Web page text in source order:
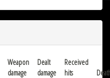
Weapon
damage
Dealt
damage
Received
hits